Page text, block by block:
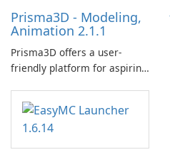
Prisma3D - Modeling,
Animation 2.1.1
Prisma3D offers a user-
friendly platform for aspiring
imagination to life. With a
wide range of tools and
features, this app allows
users to easily design 3D